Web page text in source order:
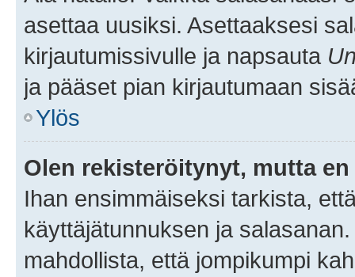
asettaa uusiksi. Asettaaksesi
kirjautumissivulle ja napsauta
ja pääset pian kirjautumaan
Ylös
Olen rekisteröitynyt, mutta
Ihan ensimmäiseksi tarkista,
käyttäjätunnuksen ja
mahdollista, että jompikumpi